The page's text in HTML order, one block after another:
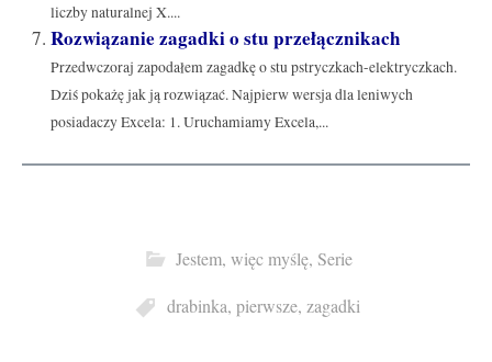
liczby naturalnej X....
Rozwiązanie zagadki o stu przełącznikach
Przedwczoraj zapodałem zagadkę o stu pstryczkach-elektryczkach.
Dziś pokażę jak ją rozwiązać. Najpierw wersja dla leniwych
posiadaczy Excela: 1. Uruchamiamy Excela,...
Jestem, więc myślę, Serie
drabinka, pierwsze, zagadki